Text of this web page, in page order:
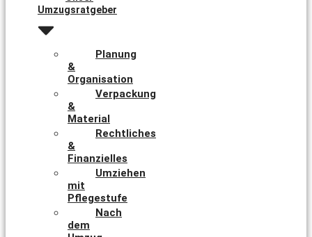
Umzugsratgeber
Planung
&
Organisation
Verpackung
&
Material
Rechtliches
&
Finanzielles
Umziehen
mit
Pflegestufe
Nach
dem